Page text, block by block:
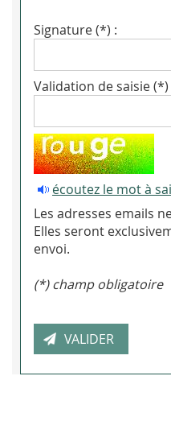
Signature (*) :
Validation de saisie (*)
écoutez le mot à
Les adresses emails
Elles seront
envoi.
(*) champ obligatoire